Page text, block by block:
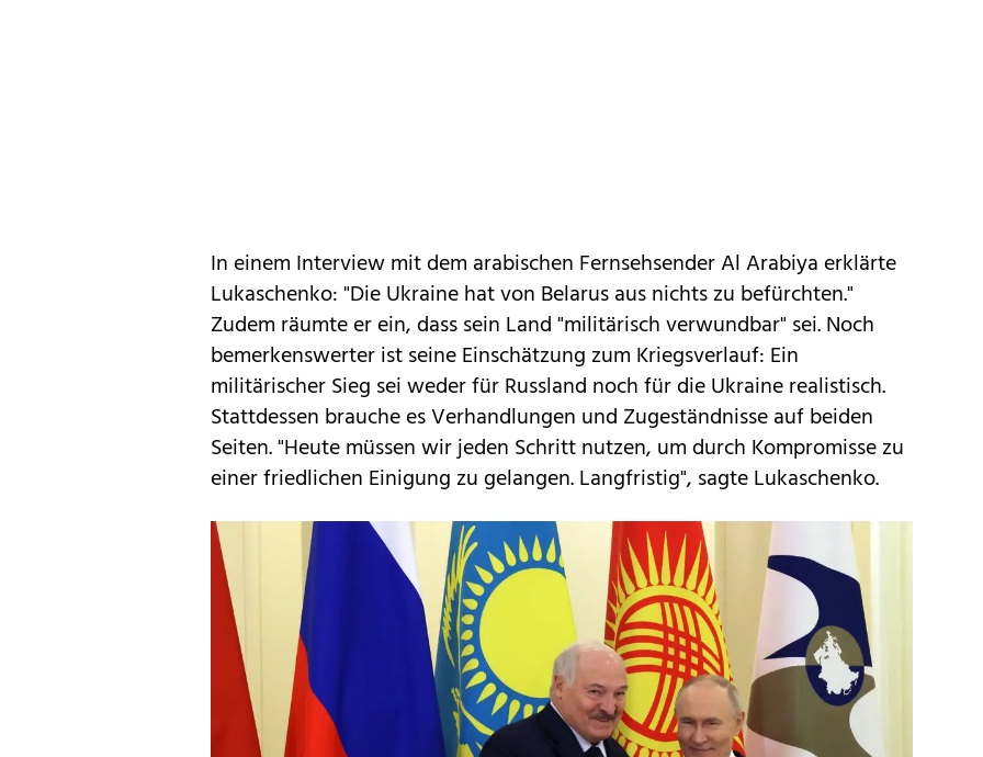
In einem Interview mit dem arabischen Fernsehsender Al Arabiya erklärte
Lukaschenko: "Die Ukraine hat von Belarus aus nichts zu befürchten."
Zudem räumte er ein, dass sein Land "militärisch verwundbar" sei. Noch
bemerkenswerter ist seine Einschätzung zum Kriegsverlauf: Ein
militärischer Sieg sei weder für Russland noch für die Ukraine realistisch.
Stattdessen brauche es Verhandlungen und Zugeständnisse auf beiden
Seiten. "Heute müssen wir jeden Schritt nutzen, um durch Kompromisse zu
einer friedlichen Einigung zu gelangen. Langfristig", sagte Lukaschenko.